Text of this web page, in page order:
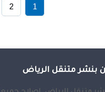
1
2
بنشر متنقل الرياض